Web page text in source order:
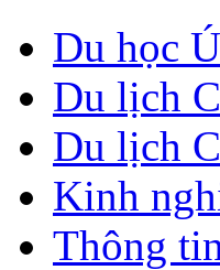
Du học
Du lịch
Du lịch
Kinh
Thông